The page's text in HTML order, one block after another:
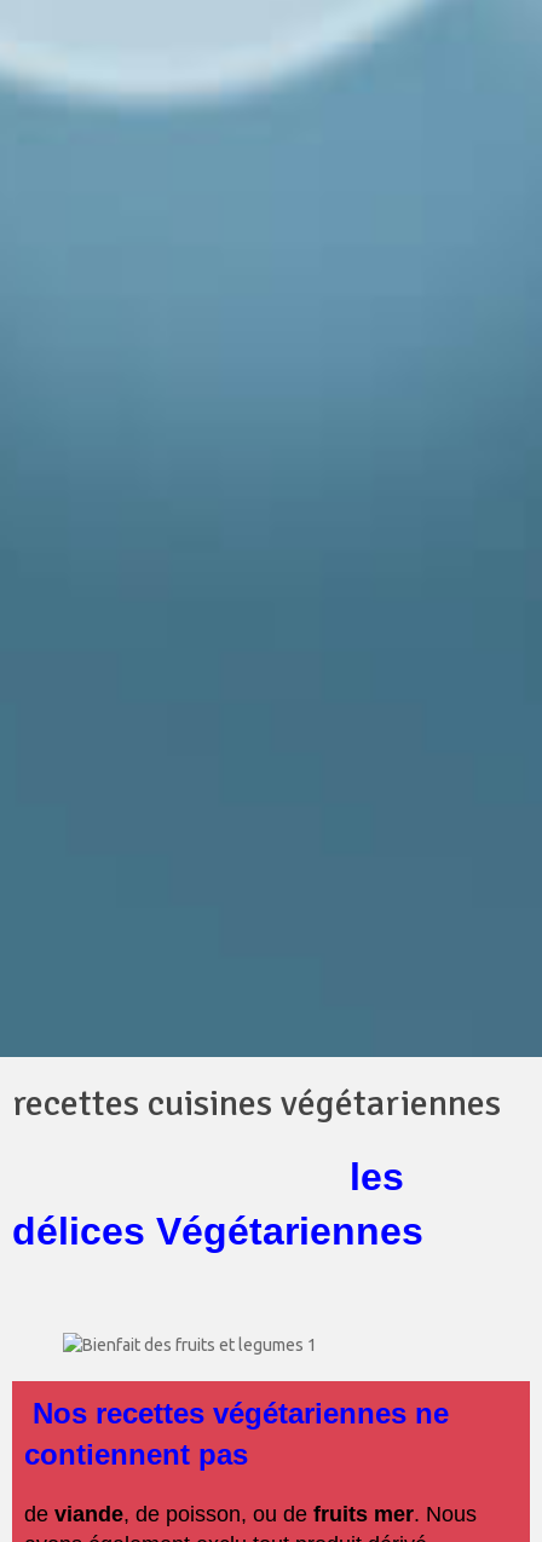
recettes cuisines végétariennes
les
délices Végétariennes
Nos recettes végétariennes ne
contiennent pas
de viande, de poisson, ou de fruits mer. Nous